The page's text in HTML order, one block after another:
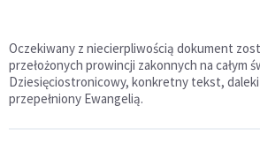
Oczekiwany z niecierpliwością dokument
przełożonych prowincji zakonnych na całym
Dziesięciostronicowy, konkretny tekst,
przepełniony Ewangelią.